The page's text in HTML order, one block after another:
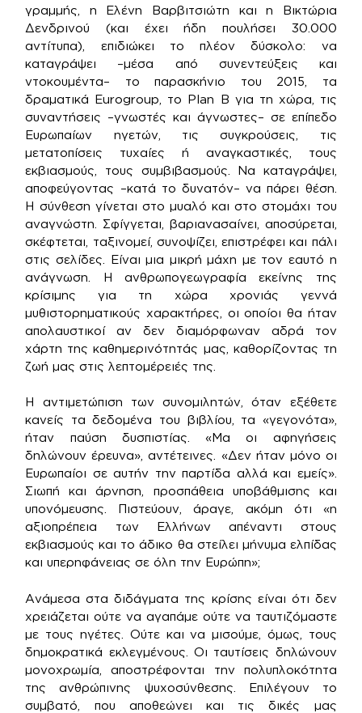
γραμμής, η Ελένη Βαρβιτσιώτη και η Βικτώρια
Δενδρινού (και έχει ήδη πουλήσει 30.000
αντίτυπα), επιδιώκει το πλέον δύσκολο: να
καταγράψει –μέσα από συνεντεύξεις και
ντοκουμέντα– το παρασκήνιο του 2015, τα
δραματικά Eurogroup, το Plan B για τη χώρα, τις
συναντήσεις –γνωστές και άγνωστες– σε επίπεδο
Ευρωπαίων ηγετών, τις συγκρούσεις, τις
μετατοπίσεις τυχαίες ή αναγκαστικές, τους
εκβιασμούς, τους συμβιβασμούς. Να καταγράψει,
αποφεύγοντας –κατά το δυνατόν– να πάρει θέση.
Η σύνθεση γίνεται στο μυαλό και στο στομάχι του
αναγνώστη. Σφίγγεται, βαριανασαίνει, αποσύρεται,
σκέφτεται, ταξινομεί, συνοψίζει, επιστρέφει και πάλι
στις σελίδες. Είναι μια μικρή μάχη με τον εαυτό η
ανάγνωση. Η ανθρωπογεωγραφία εκείνης της
κρίσιμης για τη χώρα χρονιάς γεννά
μυθιστορηματικούς χαρακτήρες, οι οποίοι θα ήταν
απολαυστικοί αν δεν διαμόρφωναν αδρά τον
χάρτη της καθημερινότητάς μας, καθορίζοντας τη
ζωή μας στις λεπτομέρειές της.
Η αντιμετώπιση των συνομιλητών, όταν εξέθετε
κανείς τα δεδομένα του βιβλίου, τα «γεγονότα»,
ήταν παύση δυσπιστίας. «Μα οι αφηγήσεις
δηλώνουν έρευνα», αντέτεινες. «Δεν ήταν μόνο οι
Ευρωπαίοι σε αυτήν την παρτίδα αλλά και εμείς».
Σιωπή και άρνηση, προσπάθεια υποβάθμισης και
υπονόμευσης. Πιστεύουν, άραγε, ακόμη ότι «η
αξιοπρέπεια των Ελλήνων απέναντι στους
εκβιασμούς και το άδικο θα στείλει μήνυμα ελπίδας
και υπερηφάνειας σε όλη την Ευρώπη»;
Ανάμεσα στα διδάγματα της κρίσης είναι ότι δεν
χρειάζεται ούτε να αγαπάμε ούτε να ταυτιζόμαστε
με τους ηγέτες. Ούτε και να μισούμε, όμως, τους
δημοκρατικά εκλεγμένους. Οι ταυτίσεις δηλώνουν
μονοχρωμία, αποστρέφονται την πολυπλοκότητα
της ανθρώπινης ψυχοσύνθεσης. Επιλέγουν το
συμβατό, που αποθεώνει και τις δικές μας